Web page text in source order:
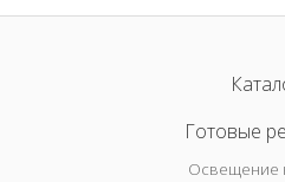
Готовые
Освещение